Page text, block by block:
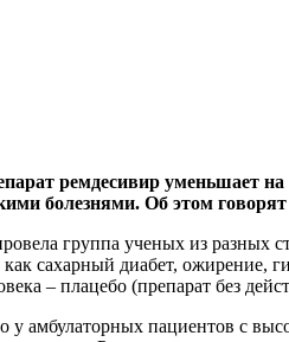
ремдесивир уменьшает
болезнями. Об этом
группа ученых из
как сахарный диабет, ожирение,
– плацебо (препарат без
у амбулаторных пациентов с